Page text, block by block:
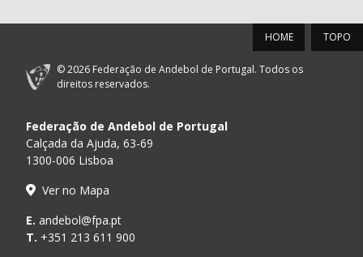
TOPO
HOME
© 2026 Federação de Andebol de Portugal. Todos os
direitos reservados.
Federação de Andebol de Portugal
Calçada da Ajuda, 63-69
1300-006 Lisboa
Ver no Mapa
E. andebol@fpa.pt
T. +351 213 611 900